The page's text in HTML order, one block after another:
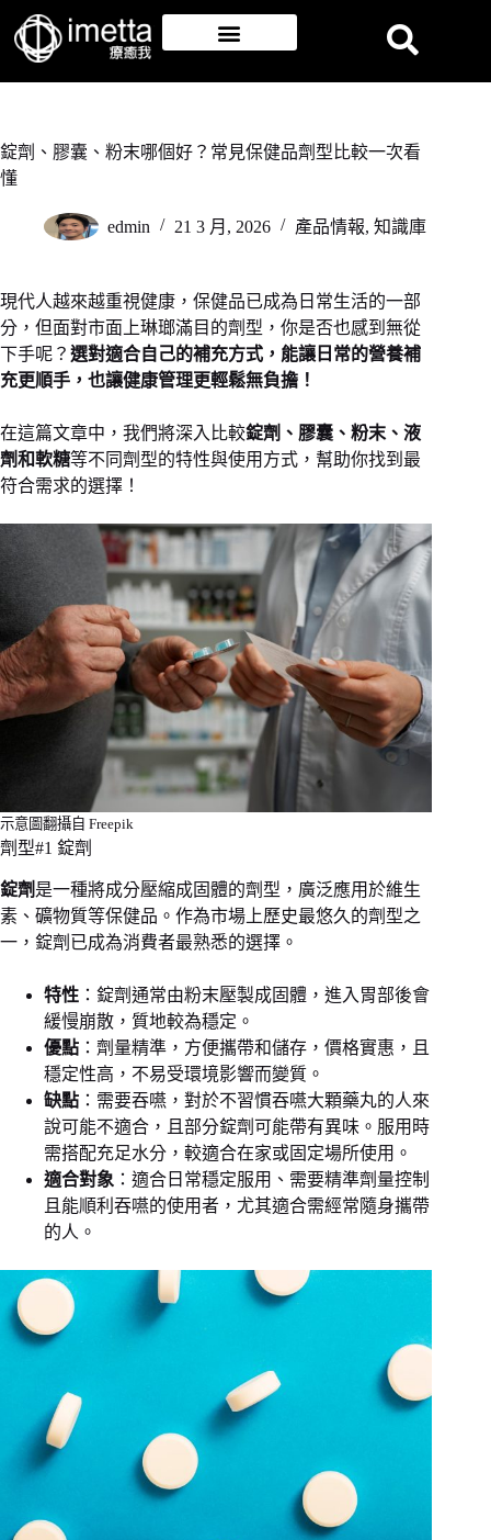
錠劑、膠囊、粉末哪個好？常見保健品劑型比較一次看
懂
edmin 21 3 月, 2026 產品情報, 知識庫
現代人越來越重視健康，保健品已成為日常生活的一部
分，但面對市面上琳瑯滿目的劑型，你是否也感到無從
下手呢？ 選對適合自己的補充方式，能讓日常的營養補
充更順手，也讓健康管理更輕鬆無負擔！
在這篇文章中，我們將深入比較錠劑、膠囊、粉末、液
劑和軟糖等不同劑型的特性與使用方式，幫助你找到最
符合需求的選擇！
示意圖翻攝自 Freepik
劑型#1 錠劑
錠劑 是一種將成分壓縮成固體的劑型，廣泛應用於維生
素、礦物質等保健品。作為市場上歷史最悠久的劑型之
一，錠劑已成為消費者最熟悉的選擇。
特性 ：錠劑通常由粉末壓製成固體，進入胃部後會
緩慢崩散，質地較為穩定。
優點 ：劑量精準，方便攜帶和儲存，價格實惠，且
穩定性高，不易受環境影響而變質。
缺點 ：需要吞嚥，對於不習慣吞嚥大顆藥丸的人來
說可能不適合，且部分錠劑可能帶有異味。服用時
需搭配充足水分，較適合在家或固定場所使用。
適合對象 ：適合日常穩定服用、需要精準劑量控制
且能順利吞嚥的使用者，尤其適合需經常隨身攜帶
的人。